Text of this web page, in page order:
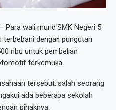
– Para wali murid SMK Negeri 5
terbebani dengan pungutan
ribu untuk pembelian
terkemuka.
tersebut, salah seorang
ada beberapa sekolah
pihaknya.